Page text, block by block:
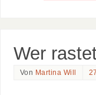
Wer
Von Martina Will